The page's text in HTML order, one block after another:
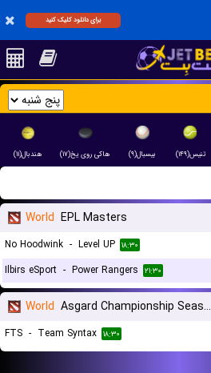
برای دانلود کلیک کنید
تنیس(۱۴۹) بیسبال(۹) هاکی روی یخ(۱۷) هندبال(۱۱)
World EPL Masters
No Hoodwink - Level UP ۱۸:۳۰
Ilbirs eSport - Power Rangers ۲۱:۳۰
World Asgard Championship Season
FTS - Team Syntax ۱۸:۳۰